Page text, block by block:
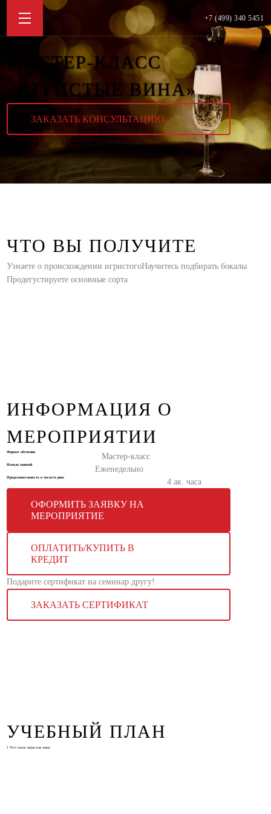
+7 (499) 340 5451
МАСТЕР-КЛАСС
«ИГРИСТЫЕ ВИНА»
ЗАКАЗАТЬ КОНСУЛЬТАЦИЮ
ЧТО ВЫ ПОЛУЧИТЕ
Узнаете о происхождении игристогоНаучитесь подбирать бокалы
Продегустируете основные сорта
ИНФОРМАЦИЯ О
МЕРОПРИЯТИИ
Формат обучения Мастер-класс
Начало занятий Еженедельно
Продолжительность в часах/в днях 4 ак. часа
ОФОРМИТЬ ЗАЯВКУ НА
МЕРОПРИЯТИЕ
ОПЛАТИТЬ/КУПИТЬ В
КРЕДИТ
Подарите сертификат на семинар другу!
ЗАКАЗАТЬ СЕРТИФИКАТ
УЧЕБНЫЙ ПЛАН
1 Что такое игристые вина